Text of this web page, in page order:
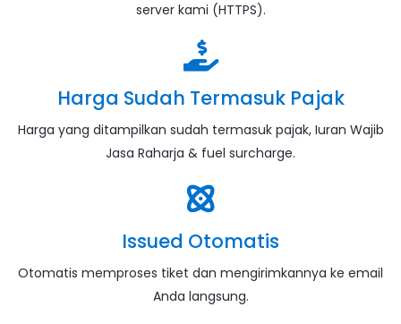
server kami (HTTPS).
Harga Sudah Termasuk Pajak
Harga yang ditampilkan sudah termasuk pajak, Iuran Wajib
Jasa Raharja & fuel surcharge.
Issued Otomatis
Otomatis memproses tiket dan mengirimkannya ke email
Anda langsung.